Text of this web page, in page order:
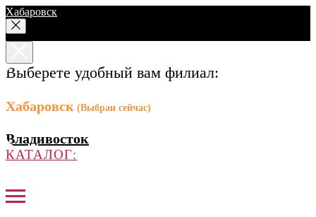
Хабаровск
Выберете удобный вам филиал:
Хабаровск (Выбран сейчас)
Владивосток
КАТАЛОГ: